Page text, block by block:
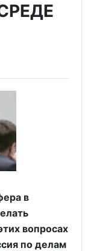
в
вопросах
по делам